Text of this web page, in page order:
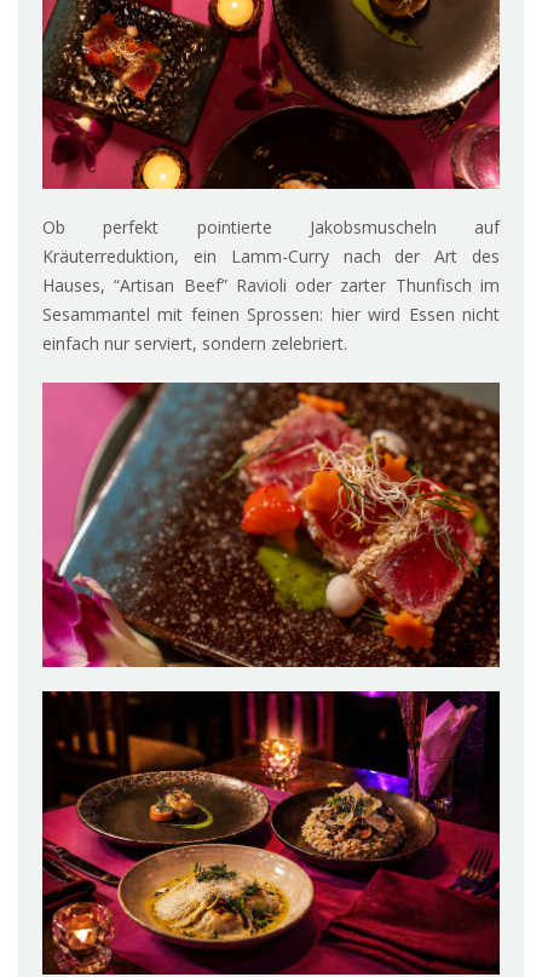
Ob perfekt pointierte Jakobsmuscheln auf
Kräuterreduktion, ein Lamm-Curry nach der Art des
Hauses, “Artisan Beef” Ravioli oder zarter Thunfisch im
Sesammantel mit feinen Sprossen: hier wird Essen nicht
einfach nur serviert, sondern zelebriert.